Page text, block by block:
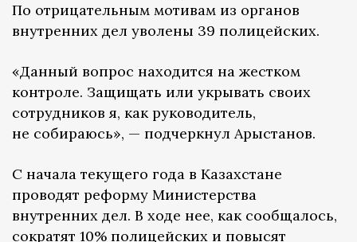
По отрицательным мотивам из органов
внутренних дел уволены 39 полицейских.
«Данный вопрос находится на жестком
контроле. Защищать или укрывать своих
сотрудников я, как руководитель,
не собираюсь», — подчеркнул Арыстанов.
С начала текущего года в Казахстане
проводят реформу Министерства
внутренних дел. В ходе нее, как сообщалось,
сократят 10% полицейских и повысят